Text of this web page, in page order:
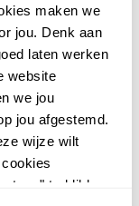
maken we
jou. Denk aan
laten werken
website
we jou
jou afgestemd.
wijze wilt
te klikken.